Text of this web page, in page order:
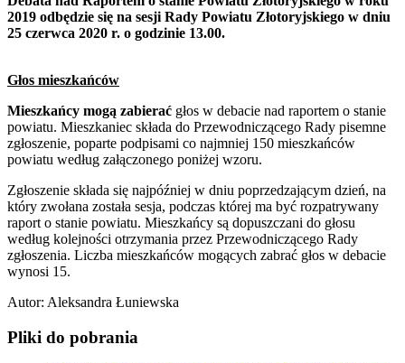
2019 odbędzie się na sesji Rady Powiatu Złotoryjskiego w dniu
25 czerwca 2020 r. o godzinie 13.00.
Głos mieszkańców
Mieszkańcy mogą zabierać głos w debacie nad raportem o stanie
powiatu. Mieszkaniec składa do Przewodniczącego Rady pisemne
zgłoszenie, poparte podpisami co najmniej 150 mieszkańców
powiatu według załączonego poniżej wzoru.
Zgłoszenie składa się najpóźniej w dniu poprzedzającym dzień, na
który zwołana została sesja, podczas której ma być rozpatrywany
raport o stanie powiatu. Mieszkańcy są dopuszczani do głosu
według kolejności otrzymania przez Przewodniczącego Rady
zgłoszenia. Liczba mieszkańców mogących zabrać głos w debacie
wynosi 15.
Autor: Aleksandra Łuniewska
Pliki do pobrania